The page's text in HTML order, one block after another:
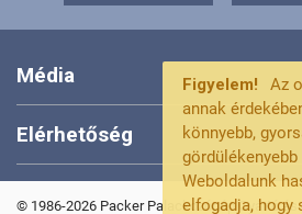
Figyelem! Az
annak
könnyebb,
gördülékenyebb
Weboldalunk
elfogadja, hogy
Média
Elérhetőség
© 1986-2026 Packer Palackozógép Gyártó és